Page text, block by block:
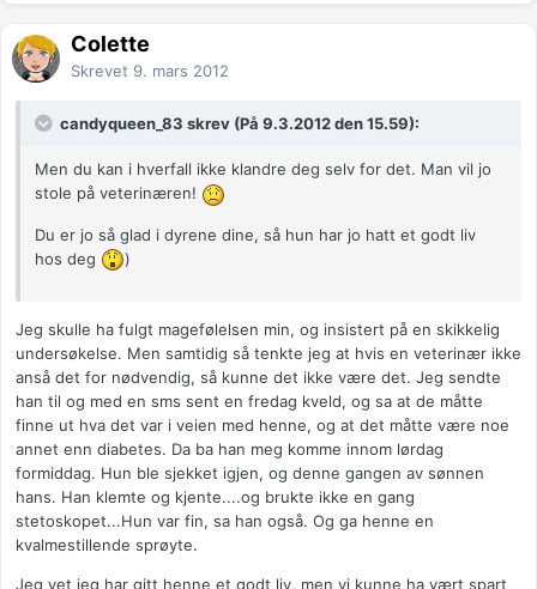
Colette
Skrevet 9. mars 2012
candyqueen_83 skrev (På 9.3.2012 den 15.59):
Men du kan i hverfall ikke klandre deg selv for det. Man vil jo
stole på veterinæren!
Du er jo så glad i dyrene dine, så hun har jo hatt et godt liv
hos deg
)
Jeg skulle ha fulgt magefølelsen min, og insistert på en skikkelig
undersøkelse. Men samtidig så tenkte jeg at hvis en veterinær ikke
anså det for nødvendig, så kunne det ikke være det. Jeg sendte
han til og med en sms sent en fredag kveld, og sa at de måtte
finne ut hva det var i veien med henne, og at det måtte være noe
annet enn diabetes. Da ba han meg komme innom lørdag
formiddag. Hun ble sjekket igjen, og denne gangen av sønnen
hans. Han klemte og kjente....og brukte ikke en gang
stetoskopet...Hun var fin, sa han også. Og ga henne en
kvalmestillende sprøyte.
Jeg vet jeg har gitt henne et godt liv, men vi kunne ha vært spart